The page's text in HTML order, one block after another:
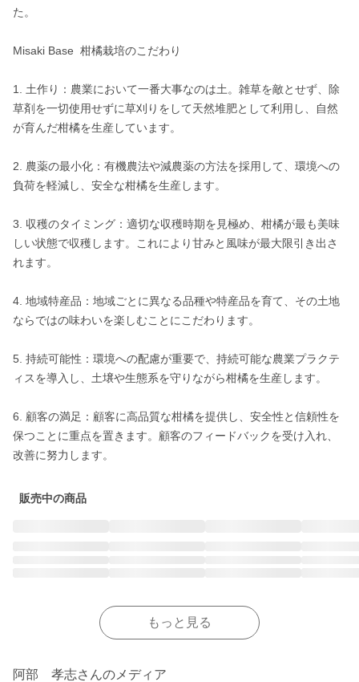
た。
Misaki Base  柑橘栽培のこだわり
1. 土作り：農業において一番大事なのは土。雑草を敵とせず、除
草剤を一切使用せずに草刈りをして天然堆肥として利用し、自然
が育んだ柑橘を生産しています。
2. 農薬の最小化：有機農法や減農薬の方法を採用して、環境への
負荷を軽減し、安全な柑橘を生産します。
3. 収穫のタイミング：適切な収穫時期を見極め、柑橘が最も美味
しい状態で収穫します。これにより甘みと風味が最大限引き出さ
れます。
4. 地域特産品：地域ごとに異なる品種や特産品を育て、その土地
ならではの味わいを楽しむことにこだわります。
5. 持続可能性：環境への配慮が重要で、持続可能な農業プラクテ
ィスを導入し、土壌や生態系を守りながら柑橘を生産します。
6. 顧客の満足：顧客に高品質な柑橘を提供し、安全性と信頼性を
保つことに重点を置きます。顧客のフィードバックを受け入れ、
改善に努力します。
販売中の商品
もっと見る
阿部 孝志さんのメディア